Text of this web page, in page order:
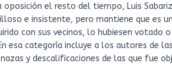
el resto del tiempo, Luis
e insistente, pero mantiene que es
con sus vecinos, lo hubiesen votado o
esa categoría incluye a los autores de
y descalificaciones de las que fue